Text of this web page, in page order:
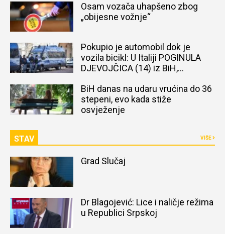
Osam vozača uhapšeno zbog
„obijesne vožnje“
Pokupio je automobil dok je
vozila bicikl: U Italiji POGINULA
DJEVOJČICA (14) iz BiH,
BiH danas na udaru vrućina do 36
stepeni, evo kada stiže
osvježenje
STAV VIŠE
Grad Slučaj
Dr Blagojević: Lice i naličje režima
u Republici Srpskoj